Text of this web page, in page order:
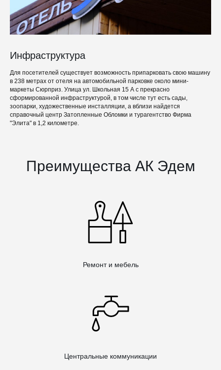
Инфраструктура
Для посетителей существует возможность припарковать свою машину
в 238 метрах от отеля на автомобильной парковке около мини-
маркеты Сюрприз. Улица ул. Школьная 15 А с прекрасно
сформированной инфраструктурой, в том числе тут есть сады,
зоопарки, художественные инсталляции, а вблизи найдется
справочный центр Затопленные Обломки и турагентство Фирма
"Элита" в 1,2 километре.
Преимущества АК Эдем
Ремонт и мебель
Центральные коммуникации